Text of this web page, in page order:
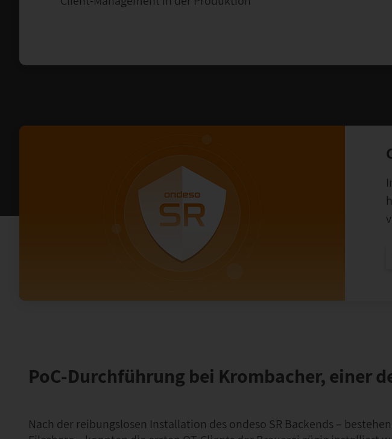
PoC-Durchführung bei Krombacher, einer
Nach der reibungslosen Installation des ondeso SR Backends –